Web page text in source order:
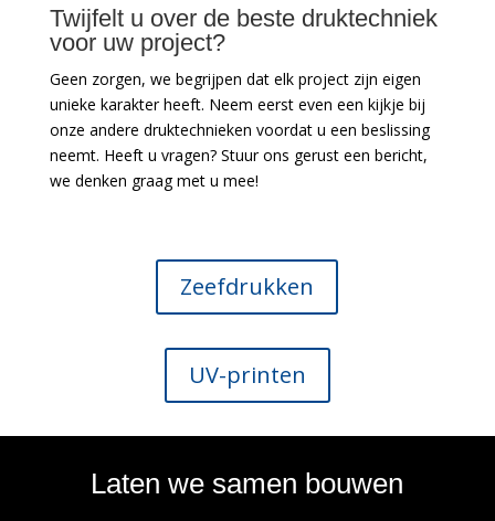
Twijfelt u over de beste druktechniek
voor uw project?
Geen zorgen, we begrijpen dat elk project zijn eigen
unieke karakter heeft. Neem eerst even een kijkje bij
onze andere druktechnieken voordat u een beslissing
neemt. Heeft u vragen? Stuur ons gerust een bericht,
we denken graag met u mee!
Zeefdrukken
UV-printen
Laten we samen bouwen